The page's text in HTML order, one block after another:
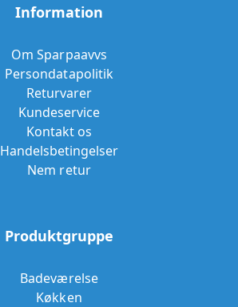
Information
Om Sparpaavvs
Persondatapolitik
Returvarer
Kundeservice
Kontakt os
Handelsbetingelser
Nem retur
Produktgruppe
Badeværelse
Køkken